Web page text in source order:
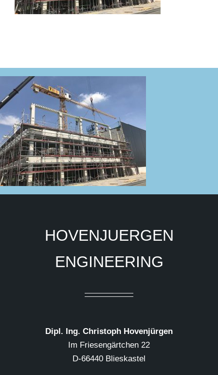
HOVENJUERGEN
ENGINEERING
Dipl. Ing. Christoph Hovenjürgen
Im Friesengärtchen 22
D-66440 Blieskastel